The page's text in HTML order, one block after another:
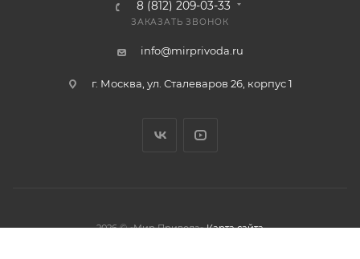
8 (812) 209-03-33
ЗАКАЗАТЬ ЗВОНОК
info@mirprivoda.ru
г. Москва, ул. Сталеваров 26, корпус 1
2026 © «Мир Привода» Карта сайта